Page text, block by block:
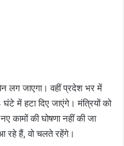
लग जाएगा। वहीं प्रदेश भर में
में हटा दिए जाएंगे। मंत्रियों को
कामों की घोषणा नहीं की जा
रहे हैं, वो चलते रहेंगे।